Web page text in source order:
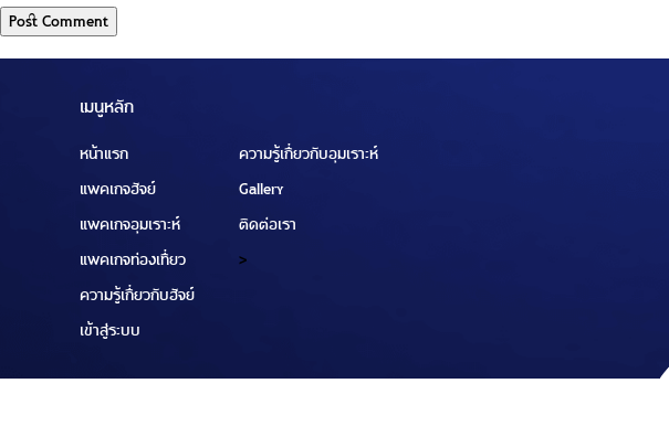
เมนูหลัก
หน้าแรก
แพคเกจฮัจย์
แพคเกจอุมเราะห์
แพคเกจท่องเที่ยว
ความรู้เกี่ยวกับฮัจย์
เข้าสู่ระบบ
ความรู้เกี่ยวกับอุมเราะห์
Gallery
ติดต่อเรา
>